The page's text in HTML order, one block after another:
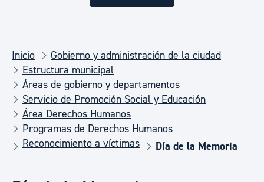
Inicio
Gobierno y administración de la ciudad
Estructura municipal
Áreas de gobierno y departamentos
Servicio de Promoción Social y Educación
Área Derechos Humanos
Programas de Derechos Humanos
Reconocimiento a víctimas
Día de la Memoria